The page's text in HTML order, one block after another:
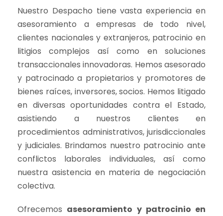
Nuestro Despacho tiene vasta experiencia en
asesoramiento a empresas de todo nivel,
clientes nacionales y extranjeros, patrocinio en
litigios complejos así como en soluciones
transaccionales innovadoras. Hemos asesorado
y patrocinado a propietarios y promotores de
bienes raíces, inversores, socios. Hemos litigado
en diversas oportunidades contra el Estado,
asistiendo a nuestros clientes en
procedimientos administrativos, jurisdiccionales
y judiciales. Brindamos nuestro patrocinio ante
conflictos laborales individuales, así como
nuestra asistencia en materia de negociación
colectiva.
Ofrecemos asesoramiento y patrocinio en